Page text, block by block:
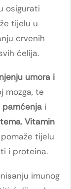
osigurati
tijelu u
crvenih
ćelija.
umora i
mozga, te
pamćenja i
Vitamin
tijelu
i proteina.
imunog